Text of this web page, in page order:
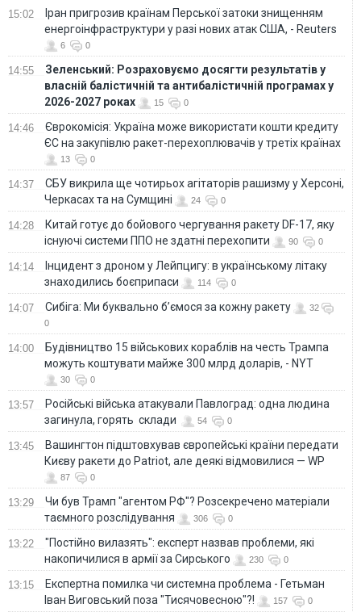
15:02
Іран пригрозив країнам Перської затоки знищенням
енергоінфраструктури у разі нових атак США, - Reuters
6 0
14:55
Зеленський: Розраховуємо досягти результатів у
власній балістичній та антибалістичній програмах у
2026-2027 роках
15 0
14:46
Єврокомісія: Україна може використати кошти кредиту
ЄС на закупівлю ракет-перехоплювачів у третіх країнах
13 0
14:37
СБУ викрила ще чотирьох агітаторів рашизму у Херсоні,
Черкасах та на Сумщині
24 0
14:28
Китай готує до бойового чергування ракету DF-17, яку
існуючі системи ППО не здатні перехопити
90 0
14:14
Інцидент з дроном у Лейпцигу: в українському літаку
знаходились боєприпаси
114 0
14:07 Сибіга: Ми буквально б’ємося за кожну ракету
32
0
14:00
Будівництво 15 військових кораблів на честь Трампа
можуть коштувати майже 300 млрд доларів, - NYT
30 0
13:57
Російські війська атакували Павлоград: одна людина
загинула, горять склади
54 0
13:45
Вашингтон підштовхував європейські країни передати
Києву ракети до Patriot, але деякі відмовилися — WP
87 0
13:29
Чи був Трамп "агентом РФ"? Розсекречено матеріали
таємного розслідування
306 0
13:22
"Постійно вилазять": експерт назвав проблеми, які
накопичилися в армії за Сирського
230 0
13:15
Eкспертна помилка чи системна проблема - Гетьман
Іван Виговський поза "Тисячовесною"?!
157 0